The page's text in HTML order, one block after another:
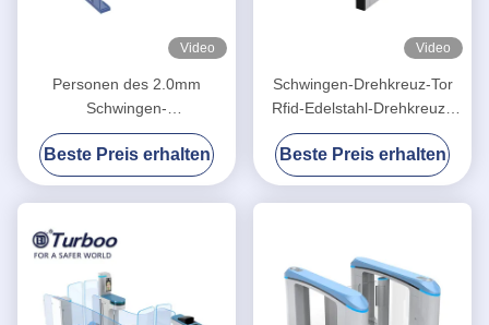
Video
Personen des 2.0mm
Schwingen-
Geschwindigkeits-Tor-
Drehkreuz-QR des Leser-
35/Minute
Beste Preis erhalten
Video
Schwingen-Drehkreuz-Tor
Rfid-Edelstahl-Drehkreuze
SUS304 RS485
Beste Preis erhalten